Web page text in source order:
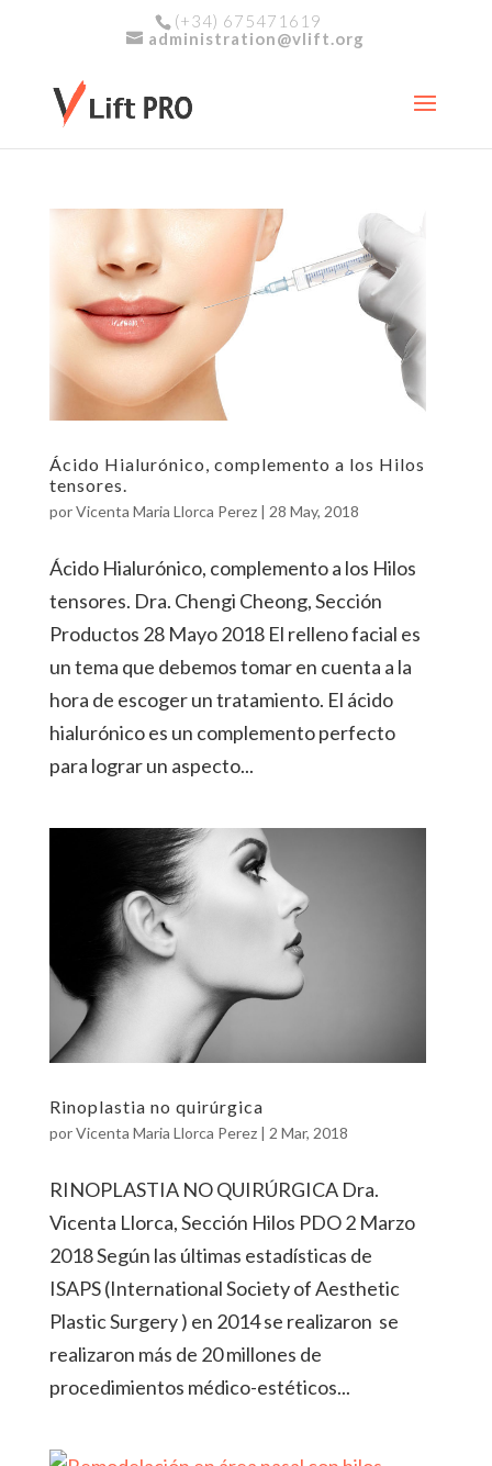
(+34) 675471619
administration@vlift.org
Ácido Hialurónico, complemento a los Hilos
tensores.
porVicenta Maria Llorca Perez| 28 May, 2018
Ácido Hialurónico, complemento a los Hilos
tensores. Dra. Chengi Cheong, Sección
Productos 28 Mayo 2018 El relleno facial es
un tema que debemos tomar en cuenta a la
hora de escoger un tratamiento. El ácido
hialurónico es un complemento perfecto
para lograr un aspecto...
Rinoplastia no quirúrgica
porVicenta Maria Llorca Perez| 2 Mar, 2018
RINOPLASTIA NO QUIRÚRGICA Dra.
Vicenta Llorca, Sección Hilos PDO 2 Marzo
2018 Según las últimas estadísticas de
ISAPS (International Society of Aesthetic
Plastic Surgery ) en 2014 se realizaron se
realizaron más de 20 millones de
procedimientos médico-estéticos...